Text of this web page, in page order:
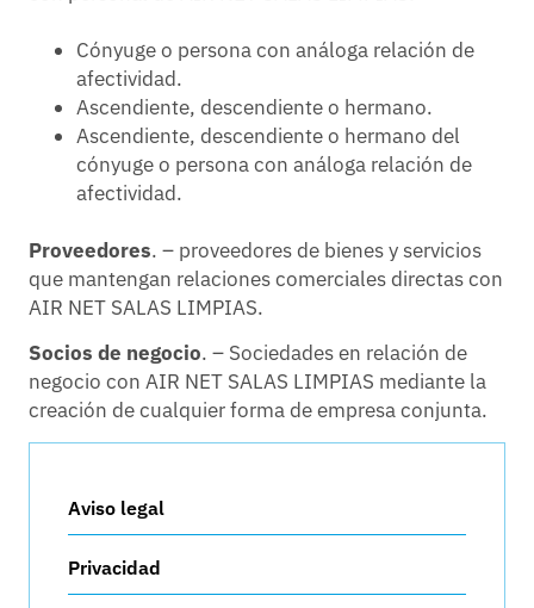
Cónyuge o persona con análoga relación de
afectividad.
Ascendiente, descendiente o hermano.
Ascendiente, descendiente o hermano del
cónyuge o persona con análoga relación de
afectividad.
Proveedores. – proveedores de bienes y servicios
que mantengan relaciones comerciales directas con
AIR NET SALAS LIMPIAS.
Socios de negocio. – Sociedades en relación de
negocio con AIR NET SALAS LIMPIAS mediante la
creación de cualquier forma de empresa conjunta.
Aviso legal
Privacidad